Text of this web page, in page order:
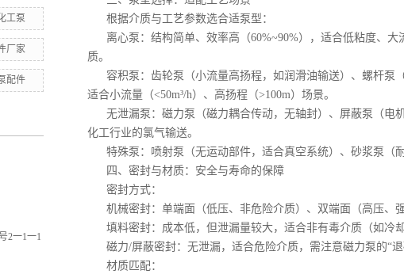
工泵
厂家
配件
2一1一1
根据介质与工艺参数选合适泵型：
离心泵：结构简单、效率高（60%~90%），适合低粘度、
质。
容积泵：齿轮泵（小流量高扬程，如润滑油输送）、螺杆泵
适合小流量（<50m³/h）、高扬程（>100m）场景。
无泄漏泵：磁力泵（磁力耦合传动，无轴封）、屏蔽泵（电
化工行业的氯气输送。
特殊泵：喷射泵（无运动部件，适合真空系统）、砂浆泵（
四、密封与材质：安全与寿命的保障
密封方式：
机械密封：单端面（低压、非危险介质）、双端面（高压、
填料密封：成本低，但泄漏量较大，适合非有毒介质（如冷却
磁力/屏蔽密封：无泄漏，适合危险介质，需注意磁力泵的“退
材质匹配：